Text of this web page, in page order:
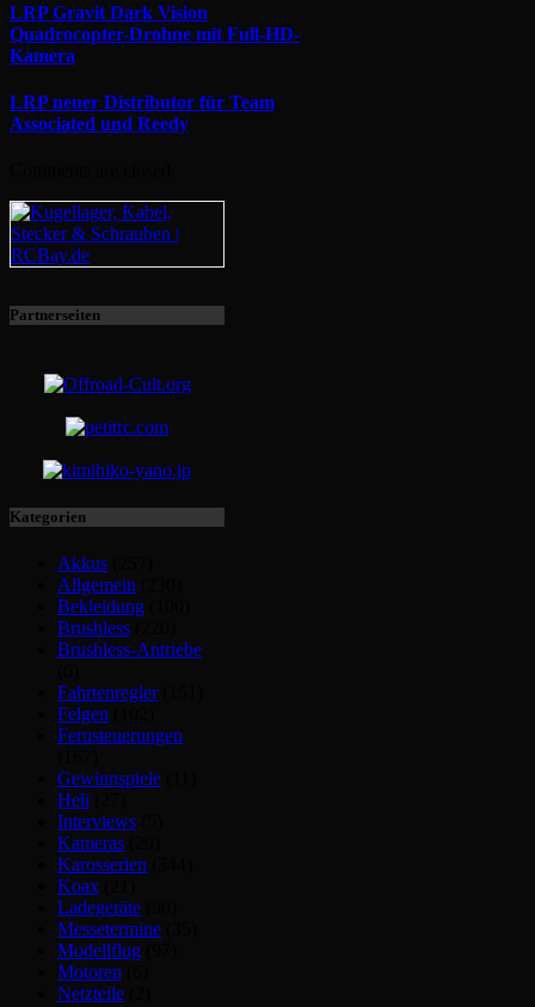
LRP Gravit Dark Vision
Quadrocopter-Drohne mit Full-HD-
Kamera
LRP neuer Distributor für Team
Associated und Reedy
Partnerseiten
Kategorien
Akkus
Allgemein
Bekleidung
Brushless
Brushless-Antriebe
Fahrtenregler(151)
Felgen
Fernsteuerungen
Gewinnspiele
Heli
Interviews
Kameras
Karosserien
Koax
Ladegeräte
Messetermine
Modellflug
Motoren
Netzteile